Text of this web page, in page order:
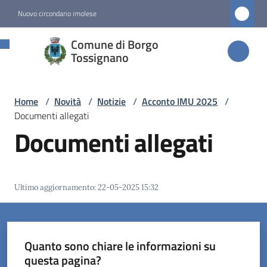
Nuovo circondario imolese
Comune di Borgo
Tossignano
Comune di
Borgo
Servizi
Vivere
Borgo
Home / Novità / Notizie / Acconto IMU 2025 /
Documenti allegati
Documenti allegati
Ultimo aggiornamento:22-05-2025 15:32
Quanto sono chiare le informazioni su
questa pagina?